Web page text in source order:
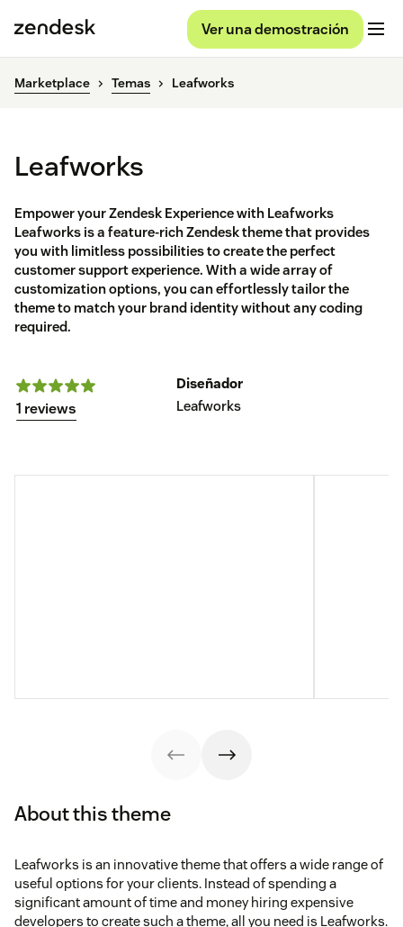
Ver una demostración
Marketplace Temas Leafworks
Leafworks
Empower your Zendesk Experience with Leafworks
Leafworks is a feature-rich Zendesk theme that provides
you with limitless possibilities to create the perfect
customer support experience. With a wide array of
customization options, you can effortlessly tailor the
theme to match your brand identity without any coding
required.
1 reviews
Diseñador
Leafworks
About this theme
Leafworks is an innovative theme that offers a wide range of
useful options for your clients. Instead of spending a
significant amount of time and money hiring expensive
developers to create such a theme, all you need is Leafworks.